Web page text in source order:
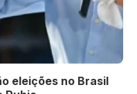
eleições no Brasil